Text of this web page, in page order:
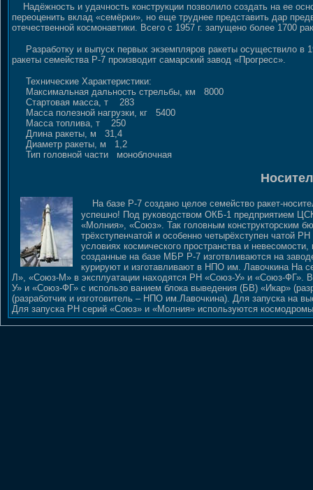
Надёжность и удачность конструкции позволило создать на ее
переоценить вклад «семёрки», но еще труднее представить дар
отечественной космонавтики. Всего с 1957 г. запущено более 1700
Разработку и выпуск первых экземпляров ракеты осуществило в
ракеты семейства Р-7 производит самарский завод «Прогресс».
Технические Характеристики:
Максимальная дальность стрельбы, км 8000
Стартовая масса, т 283
Масса полезной нагрузки, кг 5400
Масса топлива, т 250
Длина ракеты, м 31,4
Диаметр ракеты, м 1,2
Тип головной части моноблочная
На базе Р-7 создано целое семейство ракет-
успешно! Под руководством ОКБ-1 предприятием
«Молния», «Союз». Так головным конструкторским
трёхступенчатой и особенно четырёхступен чатой
условиях космического пространства и
созданные на базе МБР Р-7 изготвливаются на
курируют и изготавливают в НПО им. Лавочкина На
Л», «Союз-М» в эксплуатации находятся РН «Союз-У» и «Союз-ФГ».
У» и «Союз-ФГ» с использо ванием блока выведения (БВ) «Икар»
(разработчик и изготовитель – НПО им.Лавочкина). Для запуска на
Для запуска РН серий «Союз» и «Молния» используются